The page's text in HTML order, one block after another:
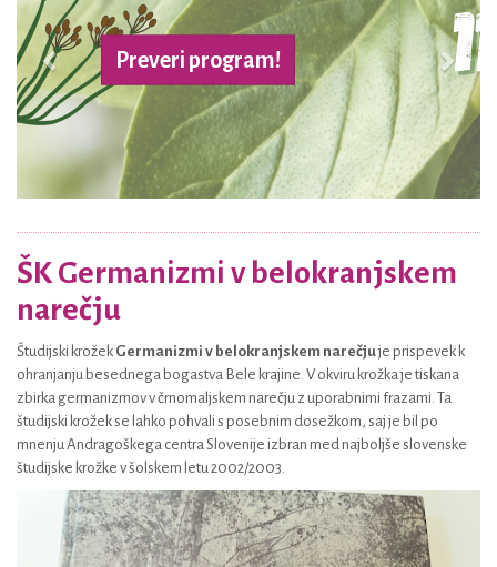
Preveri program!
ŠK Germanizmi v belokranjskem
narečju
Študijski krožek Germanizmi v belokranjskem narečjuje prispevek k
ohranjanju besednega bogastva Bele krajine. V okviru krožka je tiskana
zbirka germanizmov v črnomaljskem narečju z uporabnimi frazami. Ta
študijski krožek se lahko pohvali s posebnim dosežkom, saj je bil po
mnenju Andragoškega centra Slovenije izbran med najboljše slovenske
študijske krožke v šolskem letu 2002/2003.